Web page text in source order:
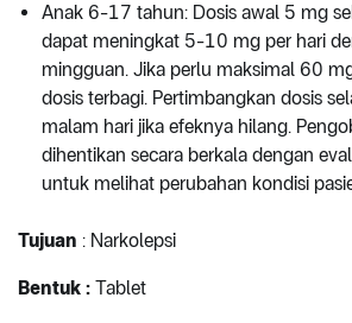
Anak 6-17 tahun: Dosis awal 5 mg
dapat meningkat 5-10 mg per hari
mingguan. Jika perlu maksimal 60
dosis terbagi. Pertimbangkan dosis
malam hari jika efeknya hilang.
dihentikan secara berkala dengan
untuk melihat perubahan kondisi
Tujuan : Narkolepsi
Bentuk : Tablet